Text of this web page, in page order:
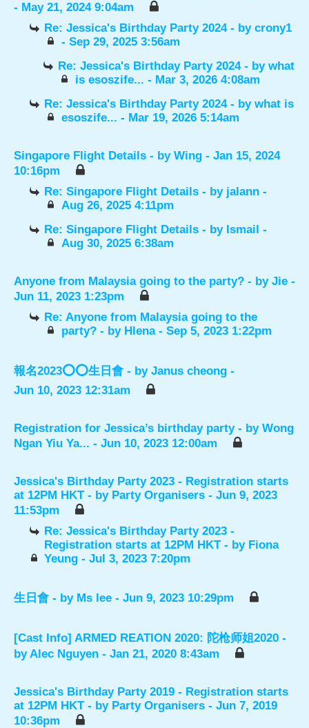
- May 21, 2024 9:04am
Re: Jessica's Birthday Party 2024 - bycrony1
- Sep 29, 2025 3:56am
Re: Jessica's Birthday Party 2024 - bywhat
is esoszife... - Mar 3, 2026 4:08am
Re: Jessica's Birthday Party 2024 - bywhat is
esoszife... - Mar 19, 2026 5:14am
Singapore Flight Details - by Wing - Jan 15, 2024
10:16pm
Re: Singapore Flight Details - by jalann -
Aug 26, 2025 4:11pm
Re: Singapore Flight Details - by Ismail -
Aug 30, 2025 6:38am
Anyone from Malaysia going to the party? - by Jie -
Jun 11, 2023 1:23pm
Re: Anyone from Malaysia going to the
party? - by Hlena- Sep 5, 2023 1:22pm
報名2023⭕️⭕️生日會 - by Janus cheong -
Jun 10, 2023 12:31am
Registration for Jessica’s birthday party - by Wong
Ngan Yiu Ya... - Jun 10, 2023 12:00am
Jessica's Birthday Party 2023 - Registration starts
at 12PM HKT - by Party Organisers - Jun 9, 2023
11:53pm
Re: Jessica's Birthday Party 2023 -
Registration starts at 12PM HKT - by Fiona
Yeung - Jul 3, 2023 7:20pm
生日會 - by Ms lee - Jun 9, 2023 10:29pm
[Cast Info] ARMED REATION 2020: 陀枪师姐2020 -
byAlec Nguyen - Jan 21, 2020 8:43am
Jessica's Birthday Party 2019 - Registration starts
at 12PM HKT - by Party Organisers - Jun 7, 2019
10:36pm